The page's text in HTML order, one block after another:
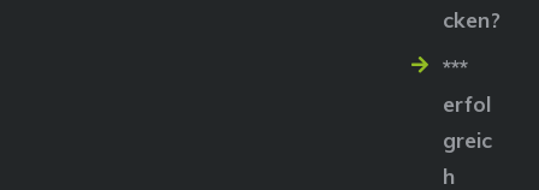
cken?
***
erfol
greic
h